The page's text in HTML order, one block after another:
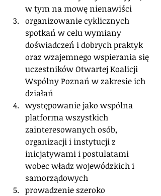
w tym na mowę nienawiści
organizowanie cyklicznych
spotkań w celu wymiany
doświadczeń i dobrych praktyk
oraz wzajemnego wspierania się
uczestników Otwartej Koalicji
Wspólny Poznań w zakresie ich
działań
występowanie jako wspólna
platforma wszystkich
zainteresowanych osób,
organizacji i instytucji z
inicjatywami i postulatami
wobec władz wojewódzkich i
samorządowych
prowadzenie szeroko